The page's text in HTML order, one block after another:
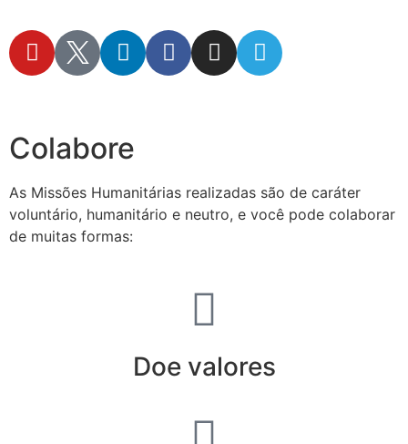
Colabore
As Missões Humanitárias realizadas são de caráter
voluntário, humanitário e neutro, e você pode colaborar
de muitas formas:
Doe valores